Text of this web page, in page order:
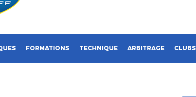
FORMATIONS TECHNIQUE ARBITRAGE CLUBS